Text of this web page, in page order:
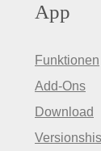
App
Funktionen
Add-Ons
Download